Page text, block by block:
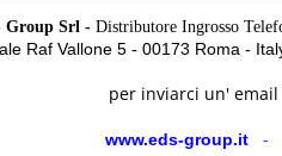
Group Srl -Distributore Ingrosso
Raf Vallone 5 - 00173 Roma -
per inviarci un' email
www.eds-group.it -